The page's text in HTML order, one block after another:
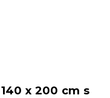
x 200 cm s